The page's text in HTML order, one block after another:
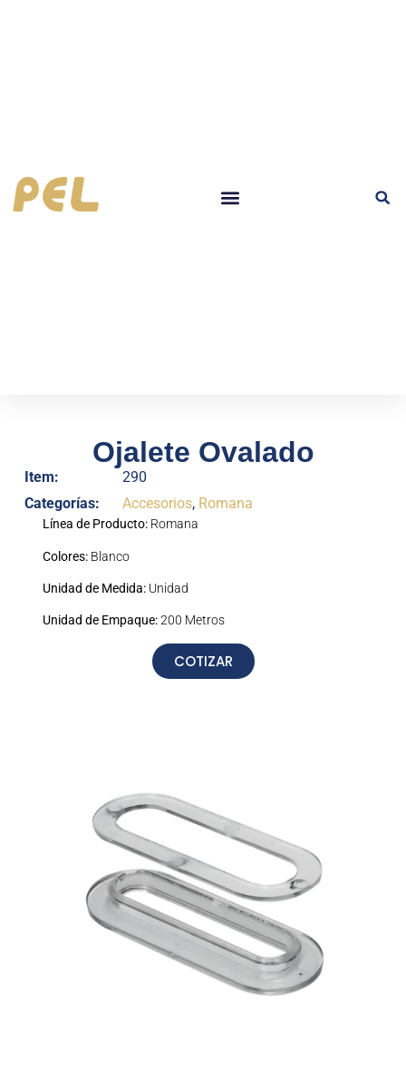
Ojalete Ovalado
Item:
290
Categorías:
Accesorios, Romana
Línea de Producto:Romana
Colores:Blanco
Unidad de Medida:Unidad
Unidad de Empaque:200 Metros
COTIZAR